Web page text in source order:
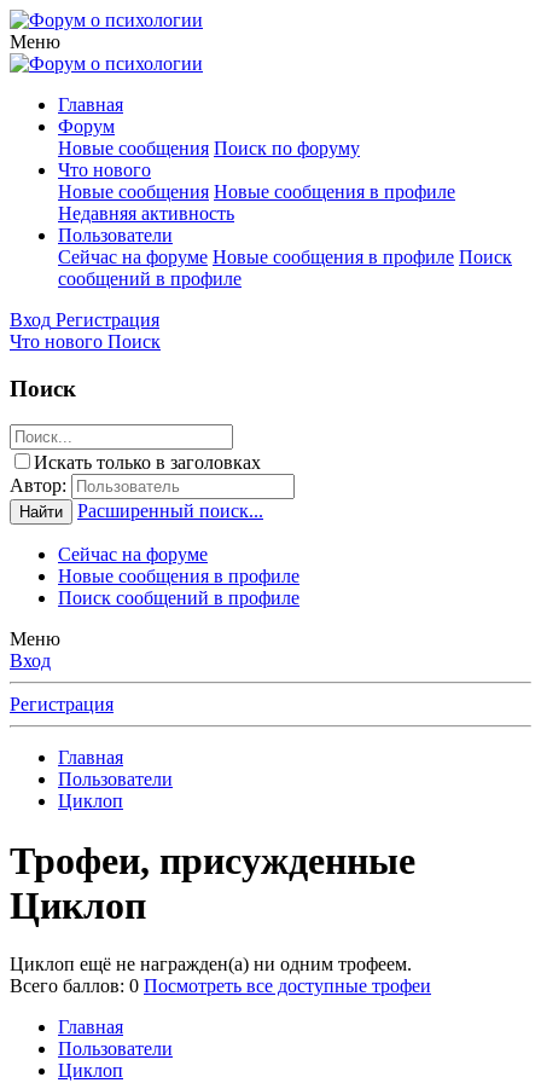
Меню
Главная
Форум
Новые сообщения Поиск по форуму
Что нового
Новые сообщения Новые сообщения в профиле
Недавняя активность
Пользователи
Сейчас на форуме Новые сообщения в профиле Поиск
сообщений в профиле
Вход Регистрация
Что нового Поиск
Поиск
Искать только в заголовках
Автор:
Найти Расширенный поиск...
Сейчас на форуме
Новые сообщения в профиле
Поиск сообщений в профиле
Меню
Вход
Регистрация
Главная
Пользователи
Циклоп
Трофеи, присужденные
Циклоп
Циклоп ещё не награжден(а) ни одним трофеем.
Всего баллов: 0 Посмотреть все доступные трофеи
Главная
Пользователи
Циклоп